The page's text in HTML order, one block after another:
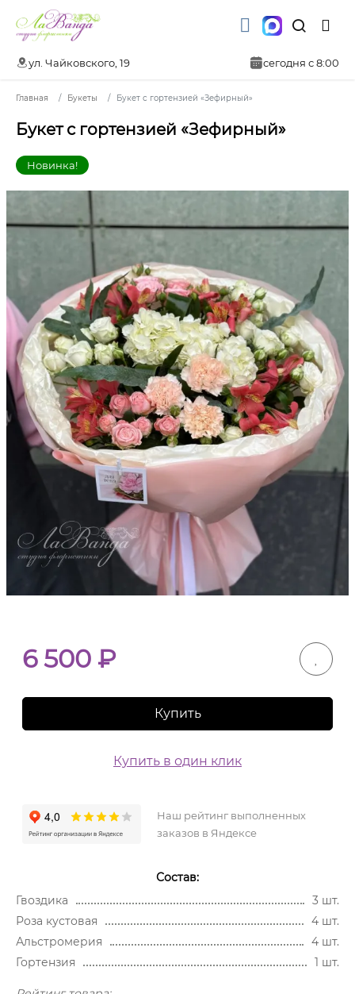
ул. Чайковского, 19 сегодня с 8:00
Главная Букеты Букет с гортензией «Зефирный»
Букет с гортензией «Зефирный»
Новинка!
6 500 ₽
Купить
Купить в один клик
Наш рейтинг выполненных
заказов в Яндексе
Состав:
Гвоздика
3 шт.
Роза кустовая
4 шт.
Альстромерия
4 шт.
Гортензия
1 шт.